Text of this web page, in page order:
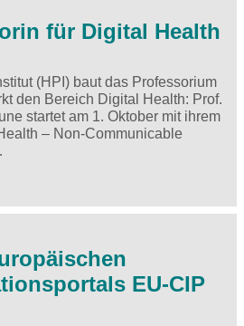
für Digital Health
(HPI) baut das Professorium
den Bereich Digital Health: Prof.
startet am 1. Oktober mit ihrem
– Non-Communicable
EU-CIP